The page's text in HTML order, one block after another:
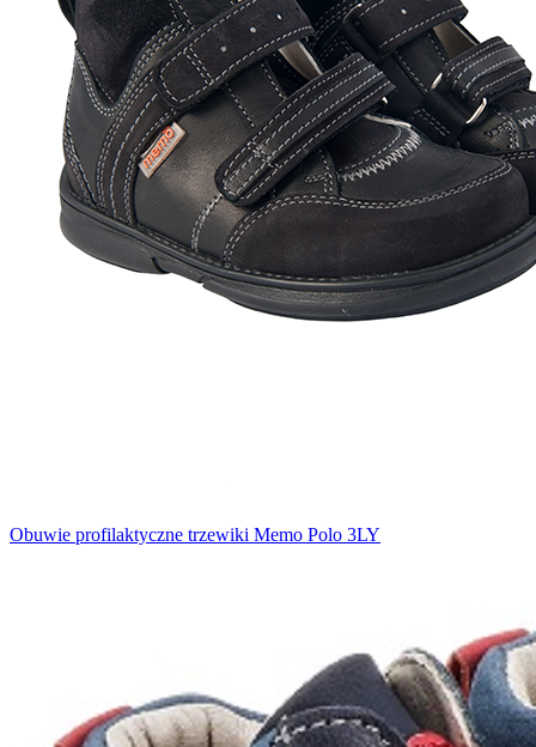
Obuwie profilaktyczne trzewiki Memo Polo 3LY